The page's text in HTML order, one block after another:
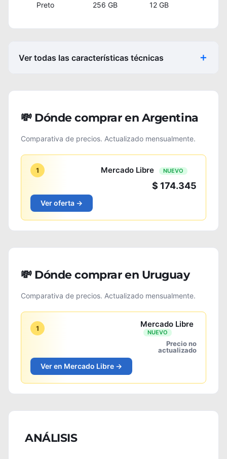
Preto 256 GB 12 GB
Ver todas las características técnicas
💸 Dónde comprar en Argentina
Comparativa de precios. Actualizado mensualmente.
1 Mercado Libre NUEVO
$ 174.345
Ver oferta →
💸 Dónde comprar en Uruguay
Comparativa de precios. Actualizado mensualmente.
1 Mercado Libre
NUEVO
Precio no
actualizado
Ver en Mercado Libre →
ANÁLISIS